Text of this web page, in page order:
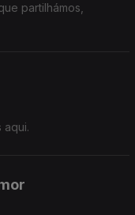
partilhámos,
aqui.